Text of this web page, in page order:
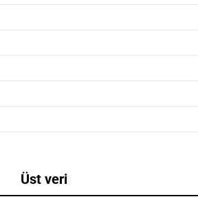
Üst veri